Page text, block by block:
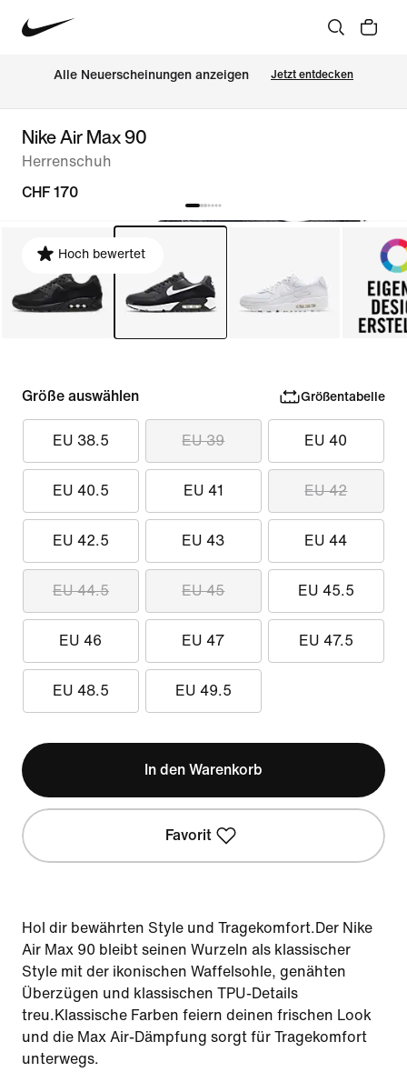
Alle Neuerscheinungen anzeigen Jetzt entdecken
Nike Air Max 90
Herrenschuh
CHF 170
Hoch bewertet
Größe auswählen Größentabelle
EU 38.5 EU 39 EU 40
EU 40.5 EU 41 EU 42
EU 42.5 EU 43 EU 44
EU 44.5 EU 45 EU 45.5
EU 46 EU 47 EU 47.5
EU 48.5 EU 49.5
In den Warenkorb
Favorit
Hol dir bewährten Style und Tragekomfort.Der Nike
Air Max 90 bleibt seinen Wurzeln als klassischer
Style mit der ikonischen Waffelsohle, genähten
Überzügen und klassischen TPU-Details
treu.Klassische Farben feiern deinen frischen Look
und die Max Air-Dämpfung sorgt für Tragekomfort
unterwegs.